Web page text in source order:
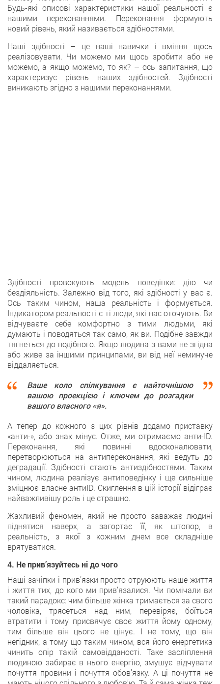
Будь-які описові характеристики нашої реальності є
нашими переконаннями. Переконання формують
новий рівень, який називається здібностями.
Наші здібності – це наші навички і вміння щось
реалізовувати. Чи можемо ми щось зробити або не
можемо, а якщо можемо, то як? – ось запитання, що
характеризує рівень наших здібностей. Здібності
виникають згідно з нашими переконаннями.
Здібності провокують модель поведінки: дію чи
бездіяльність. Залежно від того, які здібності у вас є.
Ось таким чином, наша реальність і формується.
Індикатором реальності є ті люди, які нас оточують. Ви
відчуваєте себе комфортно з тими людьми, які
думають і поводяться так само, як ви. Подібне завжди
тягнеться до подібного. Якщо людина з вами не згідна
або живе за іншими принципами, ви від неї неминуче
віддаляється.
Ваше коло спілкування є найточнішою
вашою проекцією і ключем до розгадки
вашого власного «я».
А тепер до кожного з цих рівнів додамо приставку
«анти-», або знак мінус. Отже, ми отримаємо анти-ID.
Переконання, які повинні вдосконалювати,
перетворюються на антипереконання, які ведуть до
деградації. Здібності стають антиздібностями. Таким
чином, людина реалізує антиповедінку і ще сильніше
зміцнює власне антиID. Скиглення в цій історії відіграє
найважливішу роль і це страшно.
Жахливий феномен, який не просто заважає людині
піднятися наверх, а загортає її, як штопор, в
реальність, з якої з кожним днем все складніше
врятуватися.
4. Не прив’язуйтесь ні до чого
Наші зачіпки і прив’язки просто отруюють наше життя
і життя тих, до кого ми прив’язалися. Чи помічали ви
такий парадокс: чим більше жінка тримається за свого
чоловіка, трясеться над ним, перевіряє, боїться
втратити і тому присвячує своє життя йому одному,
тим більше він цього не цінує. І не тому, що він
негідник, а тому що таким чином, вся його енергетика
чинить опір такій самовідданості. Таке засліплення
людиною забирає в нього енергію, змушує відчувати
почуття провини і почуття обов’язку. А ці почуття не